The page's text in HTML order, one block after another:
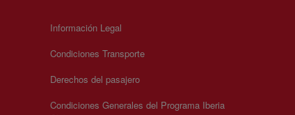
Información Legal
Condiciones Transporte
Derechos del pasajero
Condiciones Generales del Programa Iberia